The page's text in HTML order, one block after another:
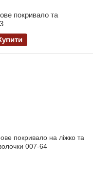
покривало та